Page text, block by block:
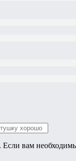
Если вам